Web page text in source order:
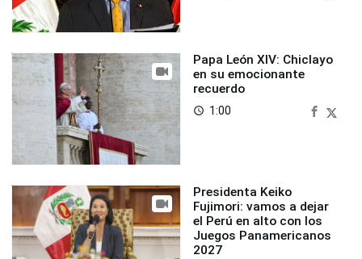
Papa León XIV: Chiclayo
en su emocionante
recuerdo
access_time 1:00
Presidenta Keiko
Fujimori: vamos a dejar
el Perú en alto con los
Juegos Panamericanos
2027